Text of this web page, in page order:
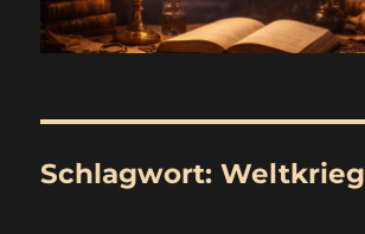
Schlagwort:Weltkrieg